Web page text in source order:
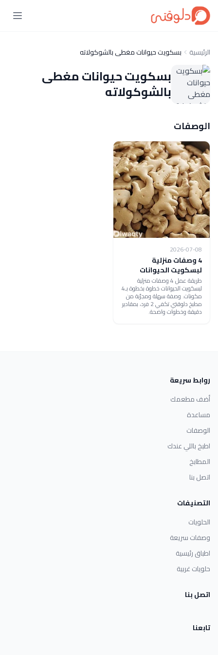
الرئيسية بسكويت حيوانات مغطى بالشوكولاته
بسكويت حيوانات مغطى
بالشوكولاته
الوصفات
2026-07-08
4 وصفات منزلية
لبسكويت الحيوانات
طريقة عمل 4 وصفات منزلية
لبسكويت الحيوانات خطوة بخطوة بـ4
مكونات. وصفة سهلة ومجرّبة من
مطبخ دلوقتي تكفي 2 فرد، بمقادير
دقيقة وخطوات واضحة.
روابط سريعة
أضف مطعمك
مساعدة
الوصفات
اطبخ باللي عندك
المطابخ
اتصل بنا
التصنيفات
الحلويات
وصفات سريعة
اطباق رئيسية
حلويات غربية
اتصل بنا
تابعنا